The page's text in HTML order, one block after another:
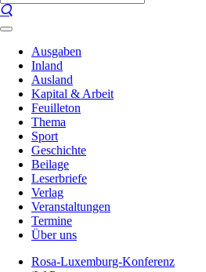
Ausgaben
Inland
Ausland
Kapital & Arbeit
Feuilleton
Thema
Sport
Geschichte
Beilage
Leserbriefe
Verlag
Veranstaltungen
Termine
Über uns
Rosa-Luxemburg-Konferenz